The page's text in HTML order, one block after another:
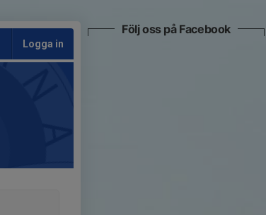
Logga in
Följ oss på Facebook